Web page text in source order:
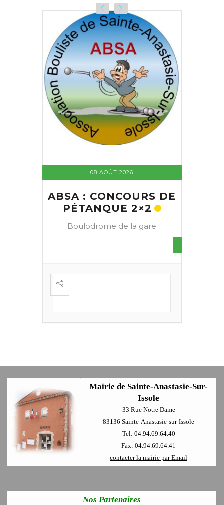
08 AOÛT 2026
ABSA : CONCOURS DE
PÉTANQUE 2×2
Boulodrome de la gare
Mairie de Sainte-Anastasie-Sur-
Issole
33 Rue Notre Dame
83136 Sainte-Anastasie-sur-Issole
Tel: 04.94.69.64.40
Fax: 04.94.69.64.41
contacter la mairie par Email
Nos Partenaires